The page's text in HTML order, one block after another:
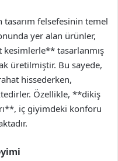
felsefesinin temel
yer alan ürünler,
tasarlanmış
üretilmiştir. Bu sayede,
hissederken,
Özellikle, **dikiş
iç giyimdeki konforu